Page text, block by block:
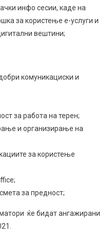
инфо сесии, каде на
за користење е-услуги и
вештини;
комуникациски и
за работа на терен;
и организирање на
за користење
за предност;
ќе бидат ангажирани